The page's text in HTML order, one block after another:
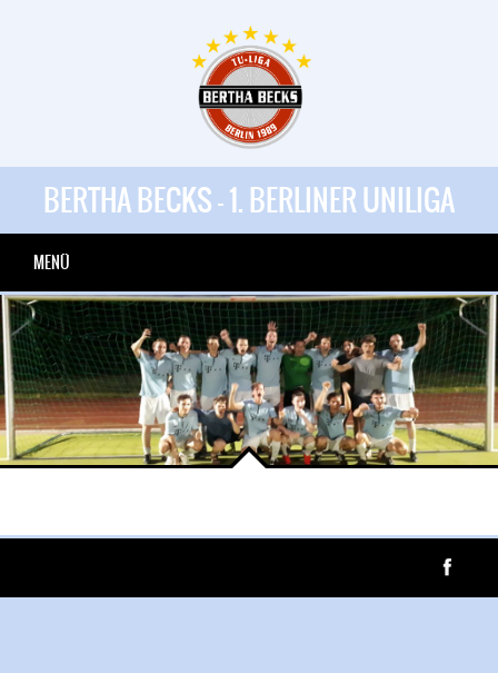
BERTHA BECKS - 1. BERLINER UNILIGA
MENÜ